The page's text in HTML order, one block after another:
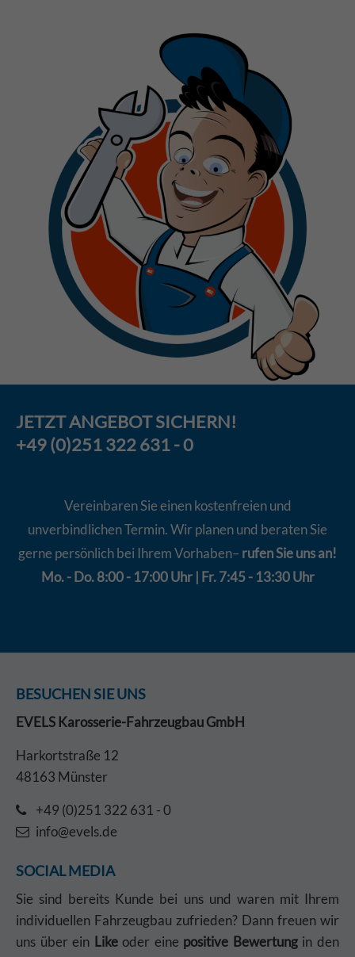
JETZTANGEBOTSICHERN!
+49 (0)251 322 631 - 0
Vereinbaren Sie einen kostenfreien und
unverbindlichen Termin. Wir planen und beraten Sie
gerne persönlich bei Ihrem Vorhaben– rufen Sie uns an!
Mo. - Do. 8:00 - 17:00 Uhr | Fr. 7:45 - 13:30 Uhr
BESUCHEN SIE UNS
EVELS Karosserie-Fahrzeugbau GmbH
Harkortstraße 12
48163 Münster
+49 (0)251 322 631 - 0
info@evels.de
SOCIAL MEDIA
Sie sind bereits Kunde bei uns und waren mit Ihrem
individuellen Fahrzeugbau zufrieden? Dann freuen wir
uns über ein Likeoder eine positive Bewertungin den